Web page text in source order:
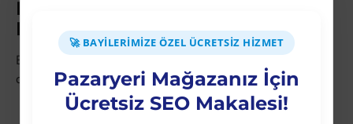
🚀 BAYILERIMIZE ÖZEL ÜCRETSIZ HIZMET
Pazaryeri Mağazanız İçin
Ücretsiz SEO Makalesi!
Banyo Bataryaları Alt
Kategorileri
Bu kategoride satış yaparken aşağıdaki alt kategorileri
de mağazanıza ekleyin:
İtimat